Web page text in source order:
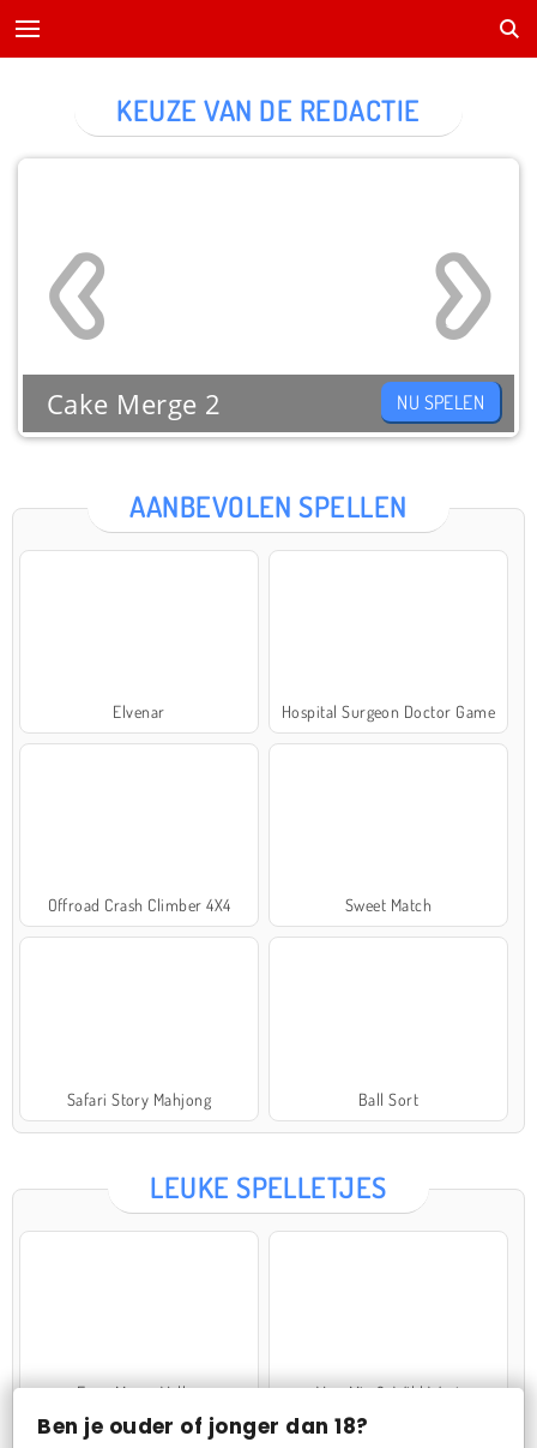
Ben je ouder of jonger dan 18?
AANBEVOLEN SPELLEN
Elvenar Hospital Surgeon Doctor Game
Offroad Crash Climber 4X4 Sweet Match
Safari Story Mahjong Ball Sort
KEUZE VAN DE REDACTIE
Cake Merge 2 NU SPELEN
LEUKE SPELLETJES
Farm Merge Valley VegaMix 2: Wild West